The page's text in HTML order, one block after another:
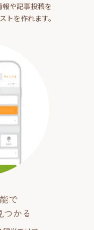
や記事投稿を
トを作れます。
で
かる